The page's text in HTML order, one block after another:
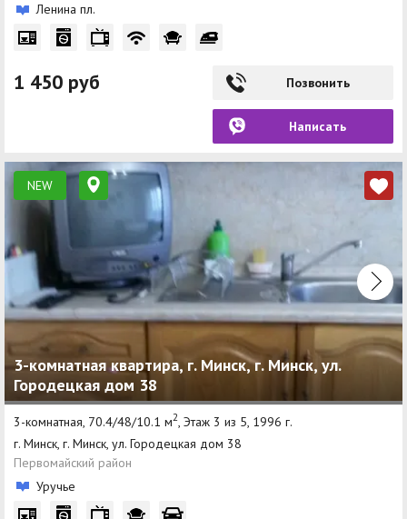
Ленина пл.
1 450 руб Позвонить
Написать
NEW
3-комнатная квартира, г. Минск, г. Минск, ул.
Городецкая дом 38
3-комнатная, 70.4/48/10.1 м2 , Этаж 3 из 5, 1996 г.
г. Минск, г. Минск, ул. Городецкая дом 38
Первомайский район
Уручье